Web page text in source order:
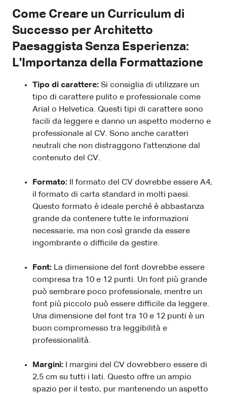
Come Creare un Curriculum di
Successo per Architetto
Paesaggista Senza Esperienza:
L'Importanza della Formattazione
Tipo di carattere: Si consiglia di utilizzare un
tipo di carattere pulito e professionale come
Arial o Helvetica. Questi tipi di carattere sono
facili da leggere e danno un aspetto moderno e
professionale al CV. Sono anche caratteri
neutrali che non distraggono l'attenzione dal
contenuto del CV.
Formato: Il formato del CV dovrebbe essere A4,
il formato di carta standard in molti paesi.
Questo formato è ideale perché è abbastanza
grande da contenere tutte le informazioni
necessarie, ma non così grande da essere
ingombrante o difficile da gestire.
Font: La dimensione del font dovrebbe essere
compresa tra 10 e 12 punti. Un font più grande
può sembrare poco professionale, mentre un
font più piccolo può essere difficile da leggere.
Una dimensione del font tra 10 e 12 punti è un
buon compromesso tra leggibilità e
professionalità.
Margini: I margini del CV dovrebbero essere di
2,5 cm su tutti i lati. Questo offre un ampio
spazio per il testo, pur mantenendo un aspetto